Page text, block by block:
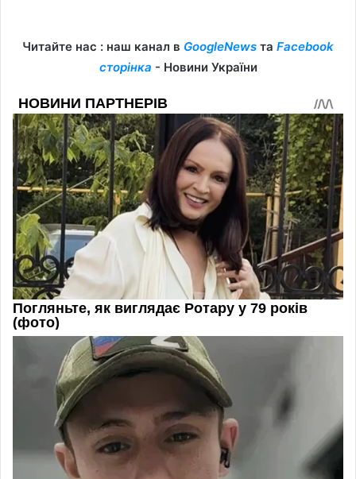
Читайте нас : наш канал в GoogleNews та Facebook
сторінка - Новини України